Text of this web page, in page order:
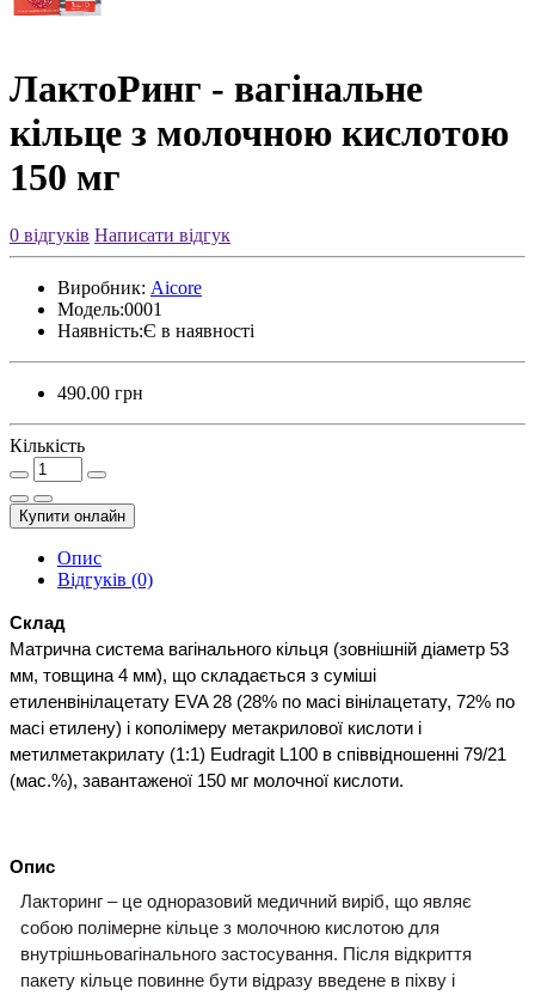
ЛактоРинг - вагінальне
кільце з молочною кислотою
150 мг
0 відгуків Написати відгук
Виробник: Aicore
Модель:0001
Наявність:Є в наявності
490.00 грн
Кількість
Купити онлайн
Опис
Відгуків (0)
Склад
Матрична система вагінального кільця (зовнішній діаметр 53
мм, товщина 4 мм), що складається з суміші
етиленвінілацетату EVA 28 (28% по масі вінілацетату, 72% по
масі етилену) і кополімеру метакрилової кислоти і
метилметакрилату (1:1) Eudragit L100 в співвідношенні 79/21
(мас.%), завантаженої 150 мг молочної кислоти.
Опис
Лакторинг – це одноразовий медичний виріб, що являє
собою полімерне кільце з молочною кислотою для
внутрішньовагінального застосування. Після відкриття
пакету кільце повинне бути відразу введене в піхву і